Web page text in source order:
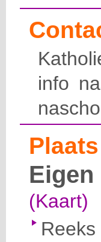
info
(Kaart)
Reeks